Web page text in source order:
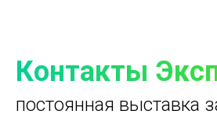
Контакты
постоянная выставка